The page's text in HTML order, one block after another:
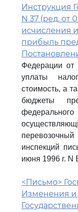
Инструкция
N 37 (ред. от
исчисления
прибыль
Федерации
уплаты
стоимость, а
бюджеты
инспекций
июня 1996 г. N
<Письмо>
Изменения и